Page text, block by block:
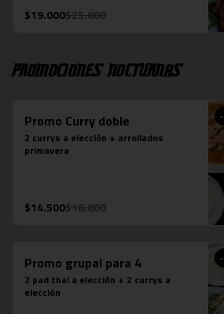
bebidas en lata a tu elección.
$19.000$25.000
Promociones nocturnas
-
Promo Curry doble
2 currys a elección + arrollados
primavera
$14.500$16.800
-
Promo grupal para 4
2 pad thai a elección + 2 currys a
elección